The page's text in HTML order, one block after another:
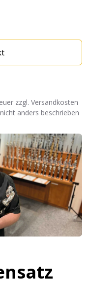
zzgl. Versandkosten
anders beschrieben